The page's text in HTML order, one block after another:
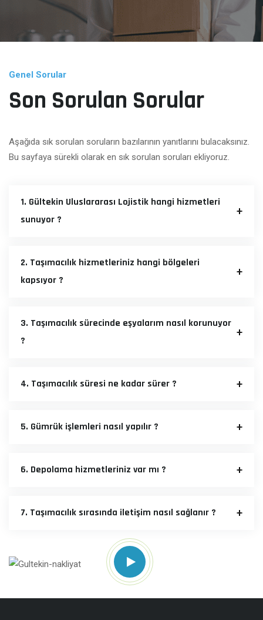
Genel Sorular
Son Sorulan Sorular
Aşağıda sık sorulan soruların bazılarının yanıtlarını bulacaksınız.
Bu sayfaya sürekli olarak en sık sorulan soruları ekliyoruz.
1. Gültekin Uluslararası Lojistik hangi hizmetleri
sunuyor ?
2. Taşımacılık hizmetleriniz hangi bölgeleri
kapsıyor ?
3. Taşımacılık sürecinde eşyalarım nasıl korunuyor
?
4. Taşımacılık süresi ne kadar sürer ?
5. Gümrük işlemleri nasıl yapılır ?
6. Depolama hizmetleriniz var mı ?
7. Taşımacılık sırasında iletişim nasıl sağlanır ?